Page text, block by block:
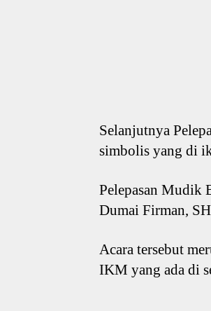
Selanjutnya
simbolis yang di
Pelepasan Mudik
Dumai Firman,
Acara tersebut
IKM yang ada di